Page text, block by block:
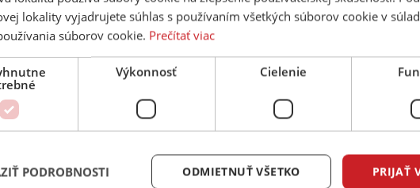
lokality vyjadrujete súhlas s používaním všetkých súborov cookie v
súborov cookie. Prečítať viac
Výkonnosť Cielenie
PRIJAŤ
ODMIETNUŤ VŠETKO
PODROBNOSTI